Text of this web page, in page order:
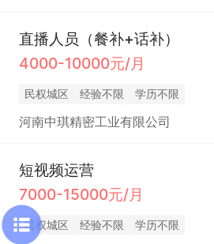
直播人员（餐补+话补）
4000-10000元/月
民权城区 经验不限 学历不限
河南中琪精密工业有限公司
短视频运营
7000-15000元/月
民权城区 经验不限 学历不限